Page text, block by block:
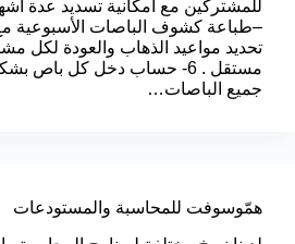
–طباعة كشوف الباصات الأسبوعية مع
تحديد مواعيد الذهاب والعودة لكل
مستقل . 6- حساب دخل كل باص
جميع الباصات…
همّوسوفت للمحاسبة والمستودعات